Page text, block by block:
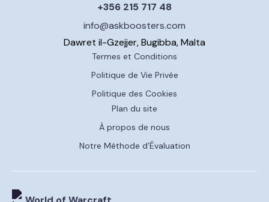
+356 215 717 48
info@askboosters.com
Dawret il-Gzejjer, Bugibba, Malta
Termes et Conditions
Politique de Vie Privée
Politique des Cookies
Plan du site
À propos de nous
Notre Méthode d’Évaluation